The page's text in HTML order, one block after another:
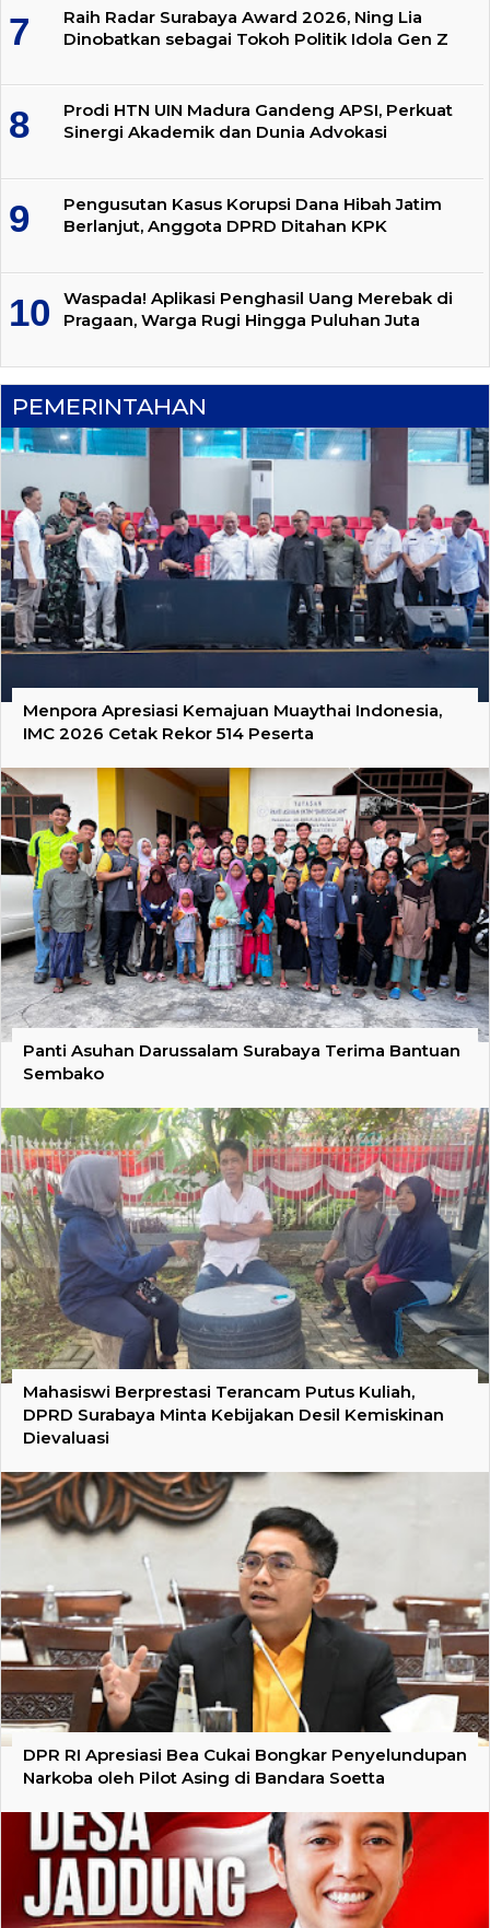
Raih Radar Surabaya Award 2026, Ning Lia
Dinobatkan sebagai Tokoh Politik Idola Gen Z
Prodi HTN UIN Madura Gandeng APSI, Perkuat
Sinergi Akademik dan Dunia Advokasi
Pengusutan Kasus Korupsi Dana Hibah Jatim
Berlanjut, Anggota DPRD Ditahan KPK
Waspada! Aplikasi Penghasil Uang Merebak di
Pragaan, Warga Rugi Hingga Puluhan Juta
PEMERINTAHAN
Menpora Apresiasi Kemajuan Muaythai Indonesia,
IMC 2026 Cetak Rekor 514 Peserta
Panti Asuhan Darussalam Surabaya Terima Bantuan
Sembako
Mahasiswi Berprestasi Terancam Putus Kuliah,
DPRD Surabaya Minta Kebijakan Desil Kemiskinan
Dievaluasi
DPR RI Apresiasi Bea Cukai Bongkar Penyelundupan
Narkoba oleh Pilot Asing di Bandara Soetta